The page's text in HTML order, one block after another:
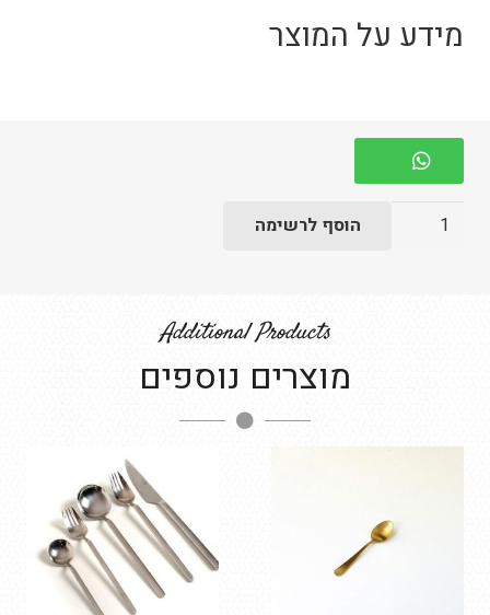
מידע על המוצר
כמות
הוסף לרשימה
Additional Products
מוצרים נוספים